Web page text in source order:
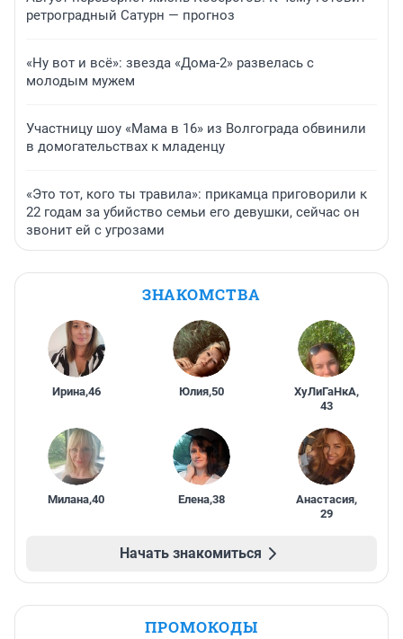
ретроградный Сатурн — прогноз
«Ну вот и всё»: звезда «Дома-2» развелась с
молодым мужем
Участницу шоу «Мама в 16» из Волгограда обвинили
в домогательствах к младенцу
«Это тот, кого ты травила»: прикамца приговорили к
22 годам за убийство семьи его девушки, сейчас он
звонит ей с угрозами
ЗНАКОМСТВА
Ирина,46 Юлия,50 ХуЛиГаНкА,
43
Милана,40 Елена,38 Анастасия,
29
Начать знакомиться
ПРОМОКОДЫ